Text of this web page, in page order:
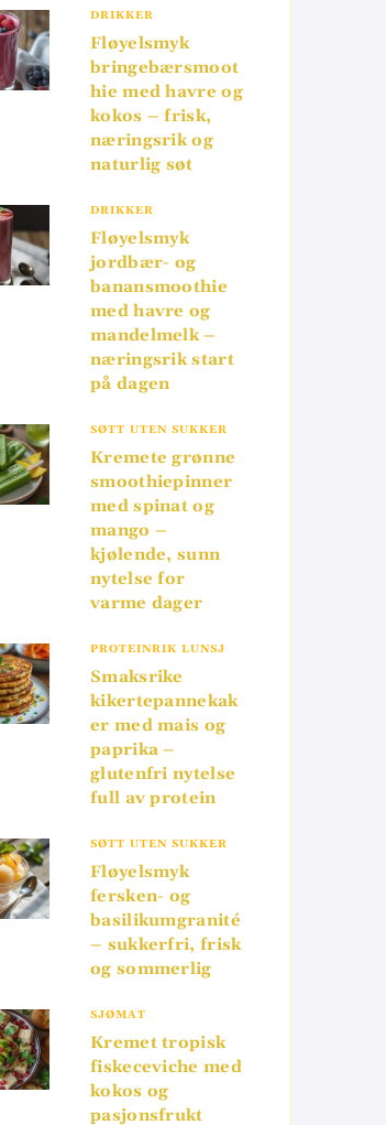
DRIKKER
Fløyelsmyk
bringebærsmoot
hie med havre og
kokos – frisk,
næringsrik og
naturlig søt
DRIKKER
Fløyelsmyk
jordbær- og
banansmoothie
med havre og
mandelmelk –
næringsrik start
på dagen
SØTT UTEN SUKKER
Kremete grønne
smoothiepinner
med spinat og
mango –
kjølende, sunn
nytelse for
varme dager
PROTEINRIK LUNSJ
Smaksrike
kikertepannekak
er med mais og
paprika –
glutenfri nytelse
full av protein
SØTT UTEN SUKKER
Fløyelsmyk
fersken- og
basilikumgranité
– sukkerfri, frisk
og sommerlig
SJØMAT
Kremet tropisk
fiskeceviche med
kokos og
pasjonsfrukt